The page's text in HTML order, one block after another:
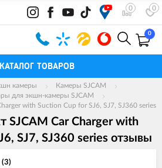
0 0
0
КАТАЛОГ ТОВАРОВ
камеры
Камеры SJCAM
для экшн-камеры SJCAM
with Suction Cup for SJ6, SJ7, SJ360 series
SJCAM Car Charger with
SJ7, SJ360 series отзывы
3)